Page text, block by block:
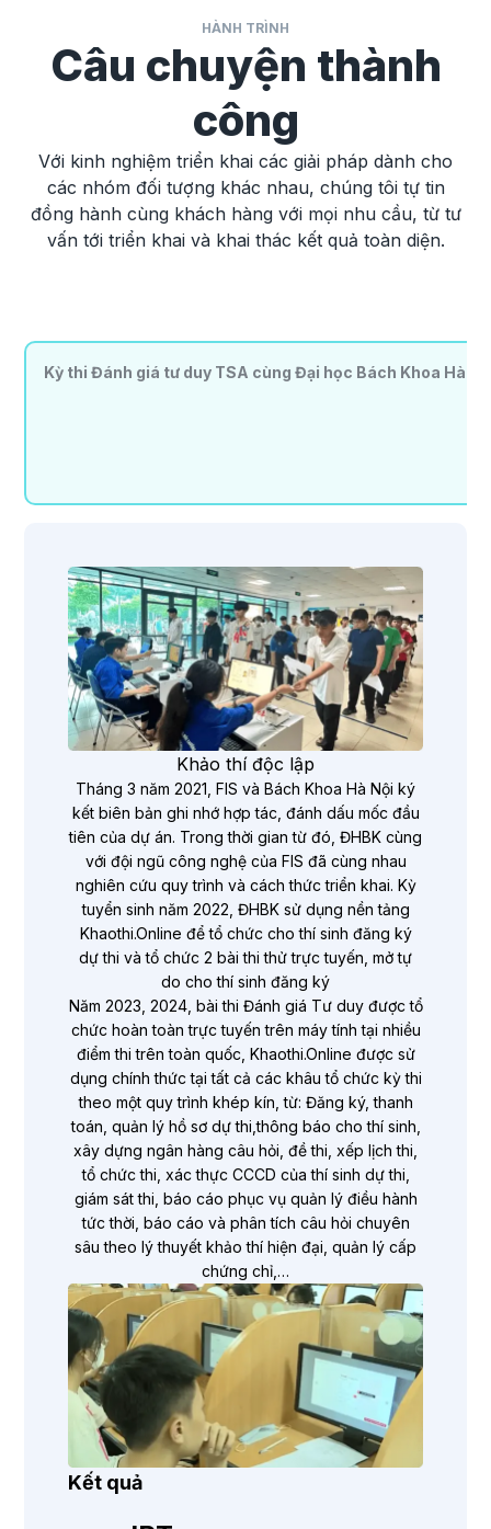
HÀNH TRÌNH
Câu chuyện thành
công
Với kinh nghiệm triển khai các giải pháp dành cho
các nhóm đối tượng khác nhau, chúng tôi tự tin
đồng hành cùng khách hàng với mọi nhu cầu, từ tư
vấn tới triển khai và khai thác kết quả toàn diện.
Khảo thí độc lập
Tháng 3 năm 2021, FIS và Bách Khoa Hà Nội ký
kết biên bản ghi nhớ hợp tác, đánh dấu mốc đầu
tiên của dự án. Trong thời gian từ đó, ĐHBK cùng
với đội ngũ công nghệ của FIS đã cùng nhau
nghiên cứu quy trình và cách thức triển khai. Kỳ
tuyển sinh năm 2022, ĐHBK sử dụng nền tảng
Khaothi.Online để tổ chức cho thí sinh đăng ký
dự thi và tổ chức 2 bài thi thử trực tuyến, mở tự
do cho thí sinh đăng ký
Năm 2023, 2024, bài thi Đánh giá Tư duy được tổ
chức hoàn toàn trực tuyến trên máy tính tại nhiều
điểm thi trên toàn quốc, Khaothi.Online được sử
dụng chính thức tại tất cả các khâu tổ chức kỳ thi
theo một quy trình khép kín, từ: Đăng ký, thanh
toán, quản lý hồ sơ dự thi,thông báo cho thí sinh,
xây dựng ngân hàng câu hỏi, đề thi, xếp lịch thi,
tổ chức thi, xác thực CCCD của thí sinh dự thi,
giám sát thi, báo cáo phục vụ quản lý điều hành
tức thời, báo cáo và phân tích câu hỏi chuyên
sâu theo lý thuyết khảo thí hiện đại, quản lý cấp
chứng chỉ,…
Kết quả
Kỳ thi Đánh giá tư duy TSA cùng Đại học Bách Khoa Hà